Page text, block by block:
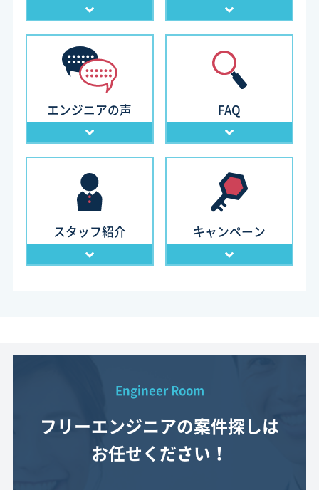
エンジニアの声 FAQ
スタッフ紹介 キャンペーン
Engineer Room
フリーエンジニアの案件探しは
お任せください！